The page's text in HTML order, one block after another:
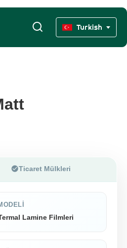
Turkish
Ticaret Mülkleri
Lamine Filmleri